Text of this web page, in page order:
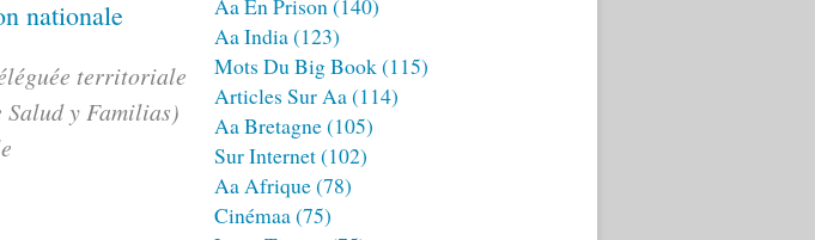
territoriale
y Familias)
Aa En Prison(140)
Aa India(123)
Mots Du Big Book(115)
Articles Sur Aa(114)
Aa Bretagne(105)
Sur Internet(102)
Aa Afrique(78)
Cinémaa(75)